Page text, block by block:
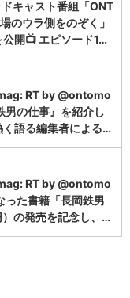
キャスト番組「ONT
のウラ側をのぞく」
開📺 エピソード1…
RT by @ontomo
男の仕事』を紹介し
語る編集者による…
RT by @ontomo
った書籍「長岡鉄男
の発売を記念し、…